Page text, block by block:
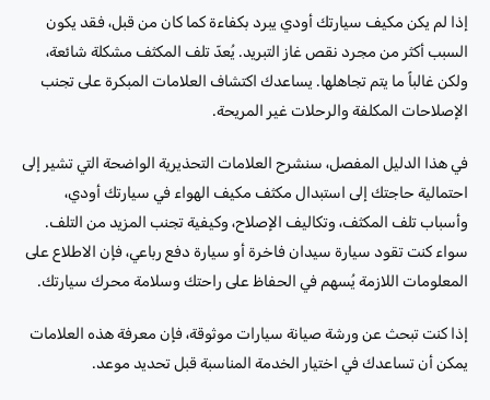
إذا لم يكن مكيف سيارتك أودي يبرد بكفاءة كما كان من قبل، فقد يكون
السبب أكثر من مجرد نقص غاز التبريد. يُعدّ تلف المكثف مشكلة شائعة،
ولكن غالباً ما يتم تجاهلها. يساعدك اكتشاف العلامات المبكرة على تجنب
الإصلاحات المكلفة والرحلات غير المريحة.
في هذا الدليل المفصل، سنشرح العلامات التحذيرية الواضحة التي تشير إلى
احتمالية حاجتك إلى استبدال مكثف مكيف الهواء في سيارتك أودي،
وأسباب تلف المكثف، وتكاليف الإصلاح، وكيفية تجنب المزيد من التلف.
سواء كنت تقود سيارة سيدان فاخرة أو سيارة دفع رباعي، فإن الاطلاع على
المعلومات اللازمة يُسهم في الحفاظ على راحتك وسلامة محرك سيارتك.
إذا كنت تبحث عن ورشة صيانة سيارات موثوقة، فإن معرفة هذه العلامات
يمكن أن تساعدك في اختيار الخدمة المناسبة قبل تحديد موعد.